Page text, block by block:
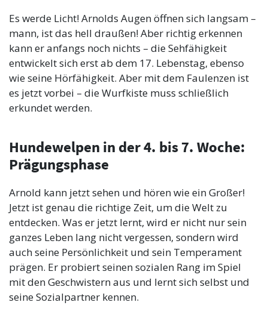
Es werde Licht! Arnolds Augen öffnen sich langsam –
mann, ist das hell draußen! Aber richtig erkennen
kann er anfangs noch nichts – die Sehfähigkeit
entwickelt sich erst ab dem 17. Lebenstag, ebenso
wie seine Hörfähigkeit. Aber mit dem Faulenzen ist
es jetzt vorbei – die Wurfkiste muss schließlich
erkundet werden.
Hundewelpen in der 4. bis 7. Woche:
Prägungsphase
Arnold kann jetzt sehen und hören wie ein Großer!
Jetzt ist genau die richtige Zeit, um die Welt zu
entdecken. Was er jetzt lernt, wird er nicht nur sein
ganzes Leben lang nicht vergessen, sondern wird
auch seine Persönlichkeit und sein Temperament
prägen. Er probiert seinen sozialen Rang im Spiel
mit den Geschwistern aus und lernt sich selbst und
seine Sozialpartner kennen.